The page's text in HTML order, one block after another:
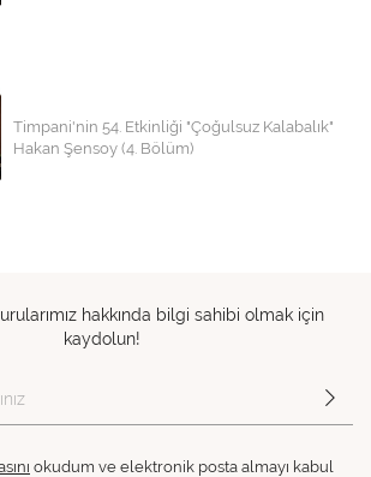
Timpani'nin 54. Etkinliği "Çoğulsuz Kalabalık"
Hakan Şensoy (4. Bölüm)
hakkında bilgi sahibi olmak için
kaydolun!
okudum ve elektronik posta almayı kabul